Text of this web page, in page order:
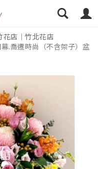
店｜竹北花店
.喬遷時尚（不含架子）盆